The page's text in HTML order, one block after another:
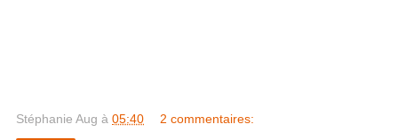
Stéphanie Aug à 05:40 2 commentaires: